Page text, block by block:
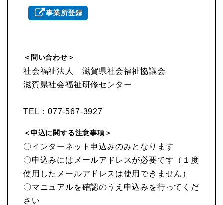
事業所登録
＜問い合わせ＞
社会福祉法人 滋賀県社会福祉協議会
滋賀県社会福祉研修センター
TEL：077-567-3927
＜申込に関する注意事項＞
〇インターネット申込みのみとなります
〇申込みにはメールアドレスが必要です（１度
使用したメールアドレスは使用できません）
〇マニュアルを確認のうえ申込みを行ってくだ
さい